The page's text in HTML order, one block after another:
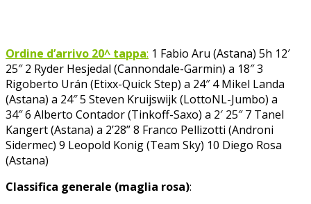
Ordine d’arrivo 20^ tappa: 1 Fabio Aru (Astana) 5h 12′
25″ 2 Ryder Hesjedal (Cannondale-Garmin) a 18″ 3
Rigoberto Urán (Etixx-Quick Step) a 24″ 4 Mikel Landa
(Astana) a 24″ 5 Steven Kruijswijk (LottoNL-Jumbo) a
34″ 6 Alberto Contador (Tinkoff-Saxo) a 2′ 25″ 7 Tanel
Kangert (Astana) a 2’28” 8 Franco Pellizotti (Androni
Sidermec) 9 Leopold Konig (Team Sky) 10 Diego Rosa
(Astana)
Classifica generale (maglia rosa):